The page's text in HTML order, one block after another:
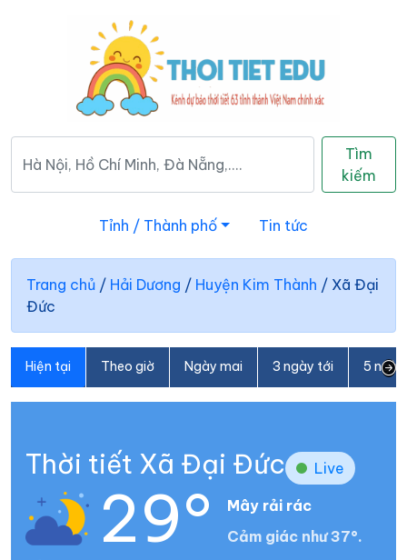
Tìm
kiếm
Tỉnh / Thành phố Tin tức
Trang chủ / Hải Dương / Huyện Kim Thành / Xã Đại
Đức
Hiện tại Theo giờ Ngày mai 3 ngày tới 5
Thời tiết Xã Đại Đức Live
29°
Mây rải rác
Cảm giác như 37°.